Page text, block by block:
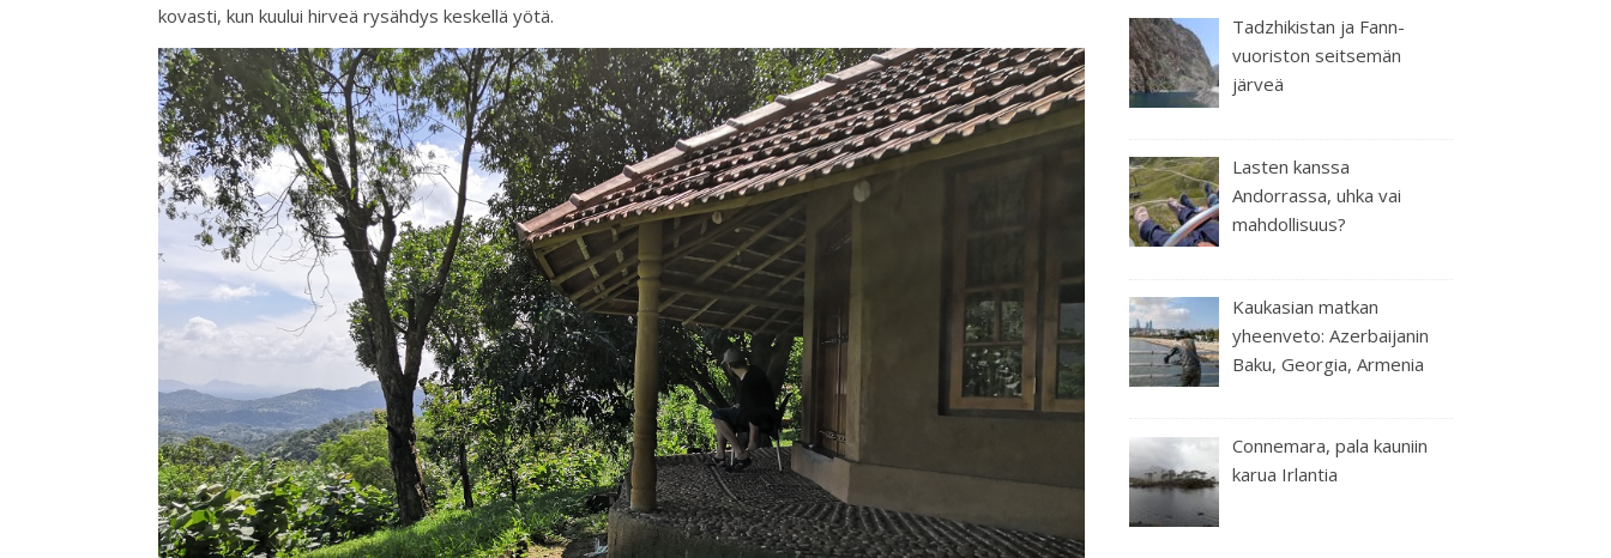
kovasti, kun kuului hirveä rysähdys keskellä yötä.
Tadzhikistan ja Fann-
vuoriston seitsemän
järveä
Lasten kanssa
Andorrassa, uhka vai
mahdollisuus?
Kaukasian matkan
yheenveto: Azerbaijanin
Baku, Georgia, Armenia
Connemara, pala kauniin
karua Irlantia